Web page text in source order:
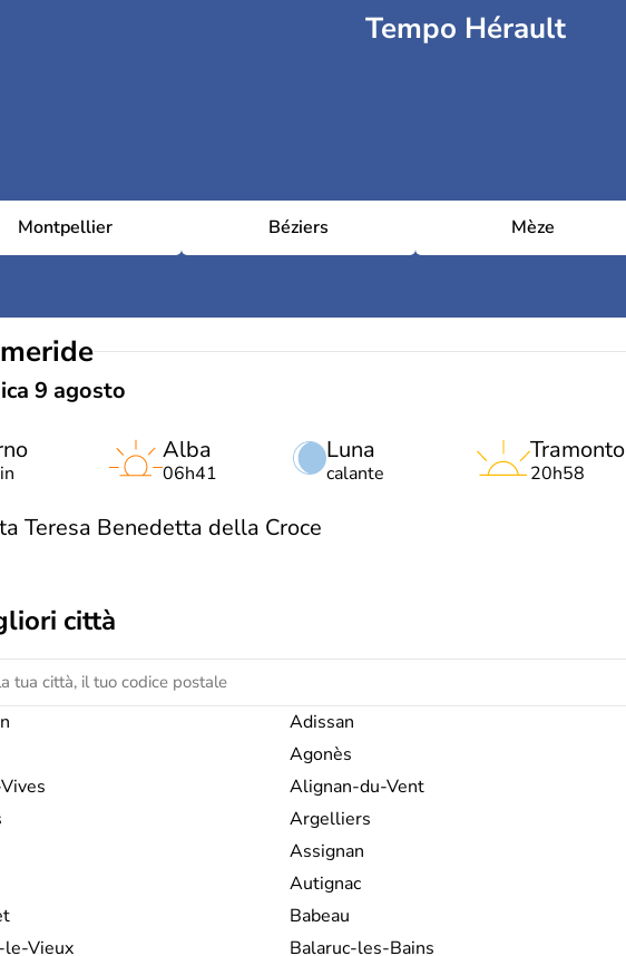
Tempo Hérault
Montpellier Béziers Mèze
9 agosto
Luna
calante
Alba
06h41
Tramonto
20h58
Teresa Benedetta della Croce
città
Adissan
Agonès
Alignan-du-Vent
Argelliers
Assignan
Autignac
Babeau
le-Vieux
Balaruc-les-Bains